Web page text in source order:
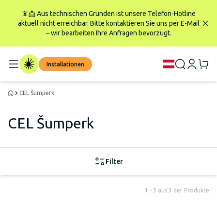
📵📩 Aus technischen Gründen ist unsere Telefon-Hotline
aktuell nicht erreichbar. Bitte kontaktieren Sie uns per E-Mail
– wir bearbeiten Ihre Anfragen bevorzugt.
Installationen
CEL Šumperk
CEL Šumperk
Filter
1 - 3 aus 3 der Produkte